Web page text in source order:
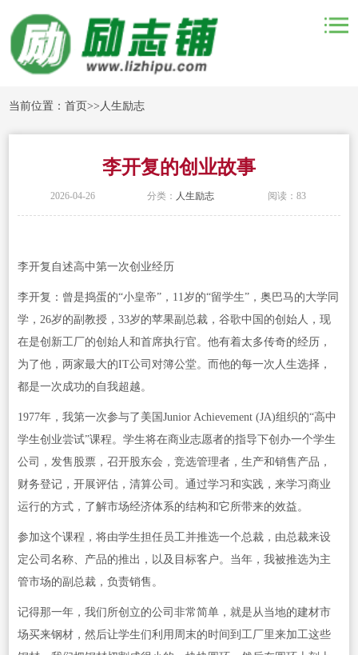
当前位置：首页>> 人生励志
李开复的创业故事
2026-04-26 分类： 人生励志 阅读：83
李开复自述高中第一次创业经历
李开复：曾是捣蛋的“小皇帝”，11岁的“留学生”，奥巴马的大学同
学，26岁的副教授，33岁的苹果副总裁，谷歌中国的创始人，现
在是创新工厂的创始人和首席执行官。他有着太多传奇的经历，
为了他，两家最大的IT公司对簿公堂。而他的每一次人生选择，
都是一次成功的自我超越。
1977年，我第一次参与了美国Junior Achievement (JA)组织的“高中
学生创业尝试”课程。学生将在商业志愿者的指导下创办一个学生
公司，发售股票，召开股东会，竞选管理者，生产和销售产品，
财务登记，开展评估，清算公司。通过学习和实践，来学习商业
运行的方式，了解市场经济体系的结构和它所带来的效益。
参加这个课程，将由学生担任员工并推选一个总裁，由总裁来设
定公司名称、产品的推出，以及目标客户。当年，我被推选为主
管市场的副总裁，负责销售。
记得那一年，我们所创立的公司非常简单，就是从当地的建材市
场买来钢材，然后让学生们利用周末的时间到工厂里来加工这些